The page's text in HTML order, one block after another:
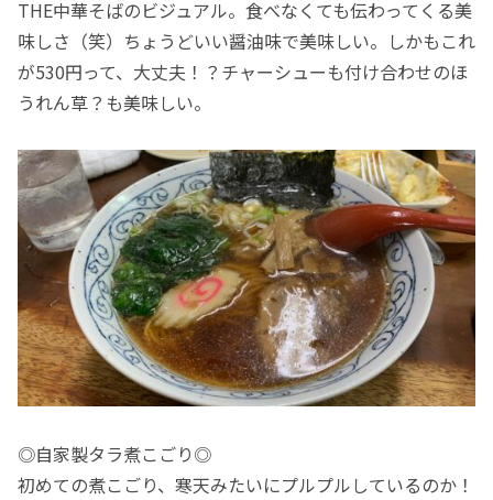
THE中華そばのビジュアル。食べなくても伝わってくる美
味しさ（笑）ちょうどいい醤油味で美味しい。しかもこれ
が530円って、大丈夫！？チャーシューも付け合わせのほ
うれん草？も美味しい。
◎自家製タラ煮こごり◎
初めての煮こごり、寒天みたいにプルプルしているのか！